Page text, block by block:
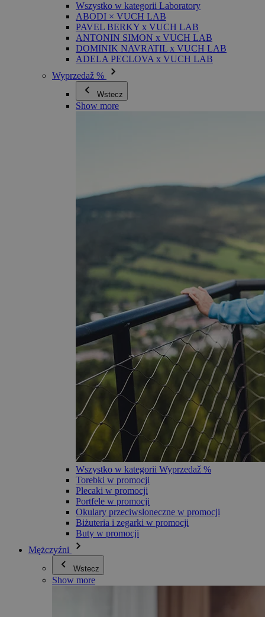
Wszystko w kategorii Laboratory
ABODI × VUCH LAB
PAVEL BERKY x VUCH LAB
ANTONIN SIMON x VUCH LAB
DOMINIK NAVRATIL x VUCH LAB
ADELA PECLOVA x VUCH LAB
Wyprzedaž %
Wstecz
Show more
Wszystko w kategorii Wyprzedaž %
Torebki w promocji
Plecaki w promocji
Portfele w promocji
Okulary przeciwsłoneczne w promocji
Biżuteria i zegarki w promocji
Buty w promocji
Mężczyźni
Wstecz
Show more